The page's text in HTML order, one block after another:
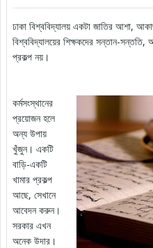
ঢাকা বিশ্ববিদ্যালয় একটা জাতির আশা,
বিশ্ববিদ্যালয়ের শিক্ষকদের সন্তান-
প্রকল্প নয়।
কর্মসংস্থানের
প্রয়োজন হলে
অন্য উপায়
খুঁজুন। একটি
বাড়ি-একটি
খামার প্রকল্প
আছে, সেখানে
আবেদন করুন।
সরকার এখন
অনেক উদার।